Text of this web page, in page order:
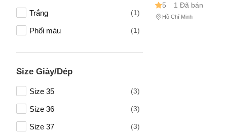
Trắng (1)
Phối màu (1)
Size Giày/Dép
Size 35 (3)
Size 36 (3)
Size 37 (3)
5 1 Đã bán
Hồ Chí Minh